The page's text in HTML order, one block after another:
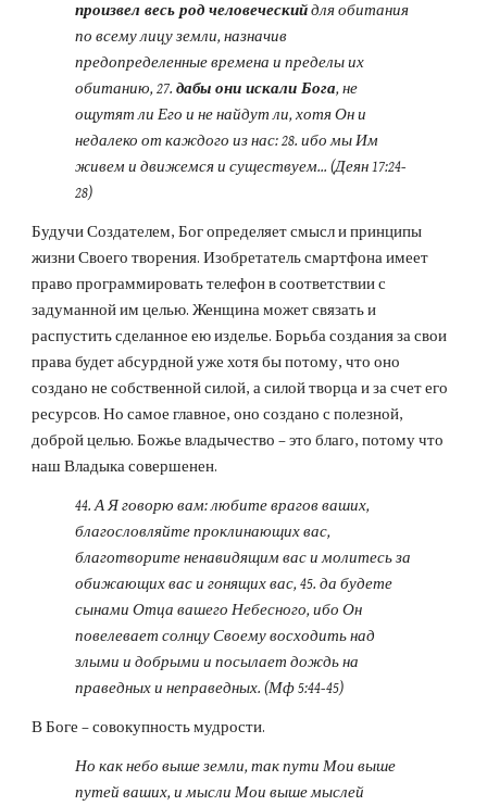
произвел весь род человеческий для обитания
по всему лицу земли, назначив
предопределенные времена и пределы их
обитанию, 27. дабы они искали Бога, не
ощутят ли Его и не найдут ли, хотя Он и
недалеко от каждого из нас: 28. ибо мы Им
живем и движемся и существуем... (Деян 17:24-
28)
Будучи Создателем, Бог определяет смысл и принципы
жизни Своего творения. Изобретатель смартфона имеет
право программировать телефон в соответствии с
задуманной им целью. Женщина может связать и
распустить сделанное ею изделье. Борьба создания за свои
права будет абсурдной уже хотя бы потому, что оно
создано не собственной силой, а силой творца и за счет его
ресурсов. Но самое главное, оно создано с полезной,
доброй целью. Божье владычество – это благо, потому что
наш Владыка совершенен.
44. А Я говорю вам: любите врагов ваших,
благословляйте проклинающих вас,
благотворите ненавидящим вас и молитесь за
обижающих вас и гонящих вас, 45. да будете
сынами Отца вашего Небесного, ибо Он
повелевает солнцу Своему восходить над
злыми и добрыми и посылает дождь на
праведных и неправедных. (Мф 5:44-45)
В Боге – совокупность мудрости.
Но как небо выше земли, так пути Мои выше
путей ваших, и мысли Мои выше мыслей